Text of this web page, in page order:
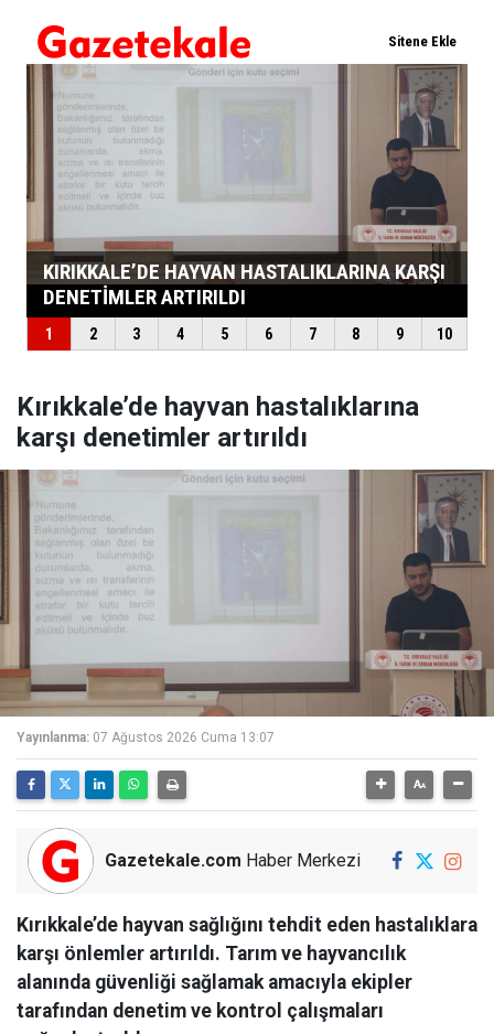
Kırıkkale’de hayvan hastalıklarına
karşı denetimler artırıldı
Yayınlanma: 07 Ağustos 2026 Cuma 13:07
Gazetekale.com Haber Merkezi
Kırıkkale’de hayvan sağlığını tehdit eden hastalıklara
karşı önlemler artırıldı. Tarım ve hayvancılık
alanında güvenliği sağlamak amacıyla ekipler
tarafından denetim ve kontrol çalışmaları